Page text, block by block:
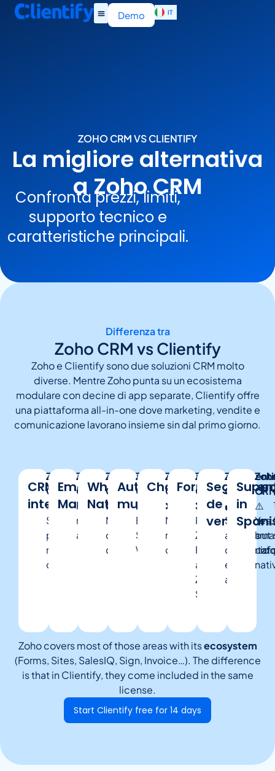
Demo IT
EN
ZOHO CRM VS CLIENTIFY
La migliore alternativa
a Zoho CRM
Confronta prezzi, limiti,
supporto tecnico e
caratteristiche principali.
Differenza tra
Zoho CRM vs Clientify
Zoho e Clientify sono due soluzioni CRM molto
diverse. Mentre Zoho punta su un ecosistema
modulare con decine di app separate, Clientify offre
una piattaforma all-in-one dove marketing, vendite e
comunicazione lavorano insieme sin dal primo giorno.
CRM
integrato
Zoho
CRM:
✅
Sì,
potente
ma
complesso
Clientify:
✅
Completo,
connesso
Email
Marketing
Zoho
CRM:⚠️
Richiede
moduli
aggiuntivi
Clientify:
✅
Sì,
potente
automatizzato
WhatsApp
Nativo
Zoho
CRM:
❌
Non
disponibile
direttamente
Clientify:
✅
Sì,
integrazione
ufficiale
con
Automazioni
multicanale
Zoho
CRM:
⚠️
Email,
SMS,
WhatsApp
Clientify:
✔
Email,
WhatsApp,
tasks,
CRM,
Chatbots
Zoho
CRM:
❌
No
native
options
Clientify:
✔
Native
support
with
Forms
Zoho
CRM:
❌
Requires
Zoho
Forms
and
Zoho
Sites
Clientify:
✔️Nativos
e
integrados
de
ventas
Zoho
CRM:
✔️
Sí,
aunque
distribuido
entre
apps
✔️
En
la
misma
in
⚠️
Yes,
but
not
Zoho covers most of those areas with itsecosystem
(Forms, Sites, SalesIQ, Sign, Invoice…). The difference
is that in Clientify, they come included in the same
license.
Start Clientify free for 14 days